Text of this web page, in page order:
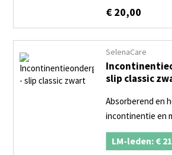
€ 20,00
SelenaCare
slip classic
Absorberend en
incontinentie en
LM-leden: €